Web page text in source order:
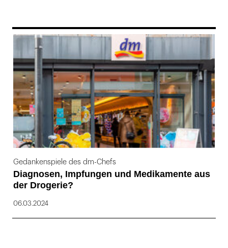
Gedankenspiele des dm-Chefs
Diagnosen, Impfungen und Medikamente aus
der Drogerie?
06.03.2024